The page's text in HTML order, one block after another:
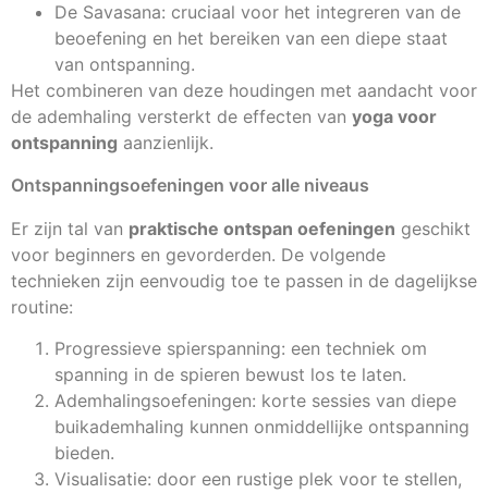
De Savasana: cruciaal voor het integreren van de
beoefening en het bereiken van een diepe staat
van ontspanning.
Het combineren van deze houdingen met aandacht voor
de ademhaling versterkt de effecten van yoga voor
ontspanning aanzienlijk.
Ontspanningsoefeningen voor alle niveaus
Er zijn tal van praktische ontspan oefeningen geschikt
voor beginners en gevorderden. De volgende
technieken zijn eenvoudig toe te passen in de dagelijkse
routine:
Progressieve spierspanning: een techniek om
spanning in de spieren bewust los te laten.
Ademhalingsoefeningen: korte sessies van diepe
buikademhaling kunnen onmiddellijke ontspanning
bieden.
Visualisatie: door een rustige plek voor te stellen,